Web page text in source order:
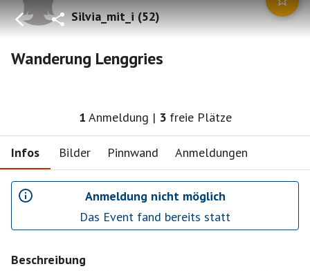
Silvia_mit_i(52)
Wanderung Lenggries
1 Anmeldung | 3 freie Plätze
Infos Bilder Pinnwand Anmeldungen
Anmeldung nicht möglich
Das Event fand bereits statt
Beschreibung